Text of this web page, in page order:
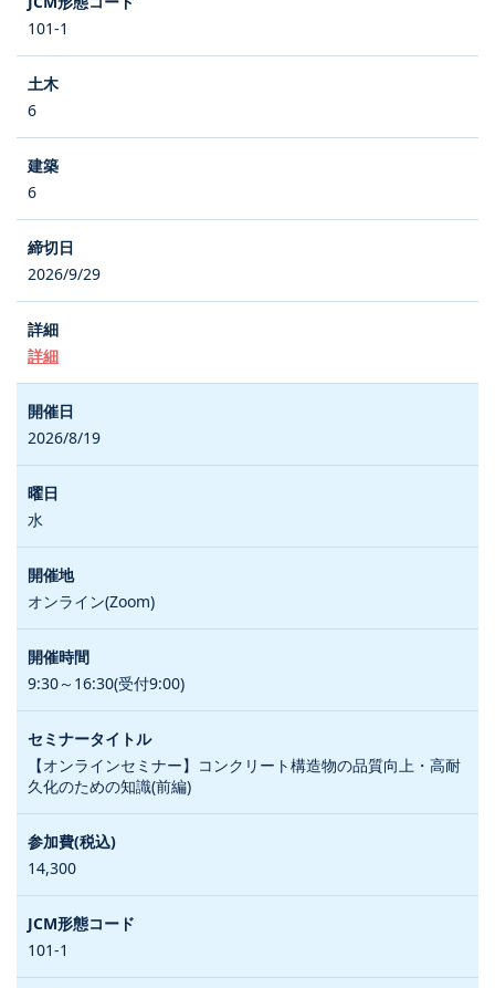
101-1
6
6
2026/9/29
詳細
2026/8/19
水
オンライン(Zoom)
9:30～16:30(受付9:00)
【オンラインセミナー】コンクリート構造物の品質向上・高耐
久化のための知識(前編)
14,300
101-1